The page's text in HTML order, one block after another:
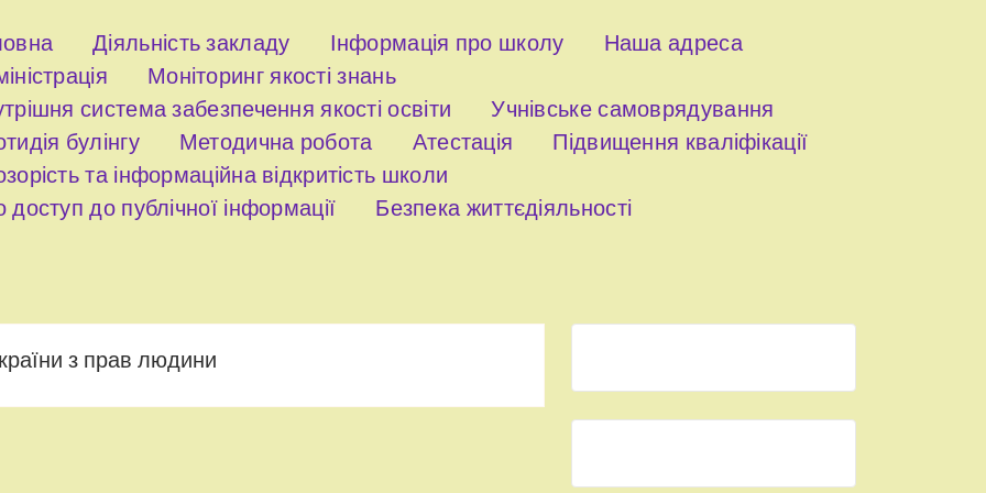
Діяльність закладу Інформація про школу
Наша адреса
Моніторинг якості знань
система забезпечення якості освіти
Учнівське самоврядування
булінгу
Методична робота Атестація
Підвищення кваліфікації
та інформаційна відкритість школи
доступ до публічної інформації
Безпека життєдіяльності
з прав людини